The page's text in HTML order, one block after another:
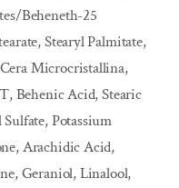
Beheneth-25
Stearyl Palmitate,
Microcristallina,
Behenic Acid, Stearic
Potassium
Arachidic Acid,
Geraniol, Linalool,